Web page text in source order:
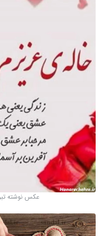
عکس نوشته